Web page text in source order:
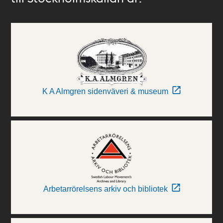
K A Almgren sidenväveri & museum
Arbetarrörelsens arkiv och bibliotek